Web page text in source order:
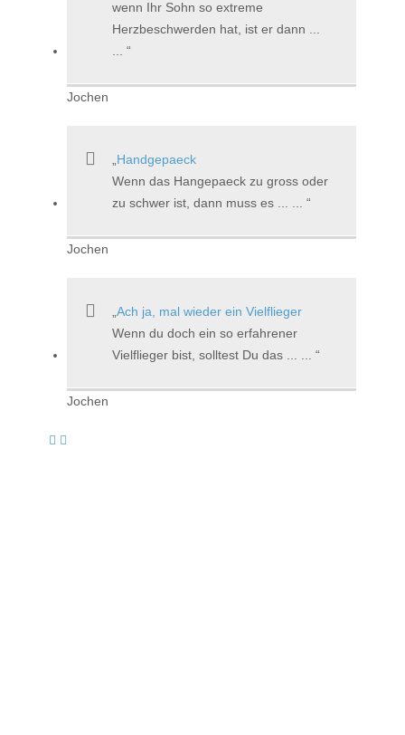
wenn Ihr Sohn so extreme
Herzbeschwerden hat, ist er dann ...
Jochen
Handgepaeck
Wenn das Hangepaeck zu gross oder
zu schwer ist, dann muss es ... ...
Jochen
Ach ja, mal wieder ein Vielflieger
Wenn du doch ein so erfahrener
Vielflieger bist, solltest Du das ... ...
Jochen